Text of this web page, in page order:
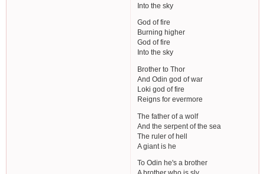
Into the sky
God of fire
Burning higher
God of fire
Into the sky
Brother to Thor
And Odin god of war
Loki god of fire
Reigns for evermore
The father of a wolf
And the serpent of the sea
The ruler of hell
A giant is he
To Odin he's a brother